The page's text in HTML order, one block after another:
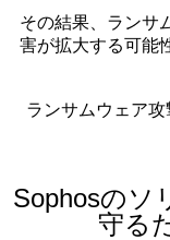
その結果、ランサ
害が拡大する可能
ランサムウェア
Sophosのソ
守る